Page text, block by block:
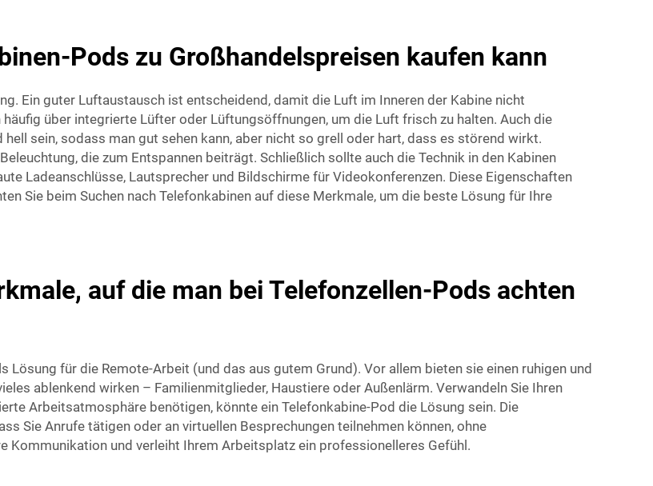
Pods zu Großhandelspreisen kaufen kann
Ein guter Luftaustausch ist entscheidend, damit die Luft im Inneren der Kabine nicht
über integrierte Lüfter oder Lüftungsöffnungen, um die Luft frisch zu halten. Auch die
sein, sodass man gut sehen kann, aber nicht so grell oder hart, dass es störend wirkt.
die zum Entspannen beiträgt. Schließlich sollte auch die Technik in den Kabinen
Ladeanschlüsse, Lautsprecher und Bildschirme für Videokonferenzen. Diese Eigenschaften
Sie beim Suchen nach Telefonkabinen auf diese Merkmale, um die beste Lösung für Ihre
auf die man bei Telefonzellen-Pods achten
für die Remote-Arbeit (und das aus gutem Grund). Vor allem bieten sie einen ruhigen und
ablenkend wirken – Familienmitglieder, Haustiere oder Außenlärm. Verwandeln Sie Ihren
Arbeitsatmosphäre benötigen, könnte ein Telefonkabine-Pod die Lösung sein. Die
Sie Anrufe tätigen oder an virtuellen Besprechungen teilnehmen können, ohne
Kommunikation und verleiht Ihrem Arbeitsplatz ein professionelleres Gefühl.